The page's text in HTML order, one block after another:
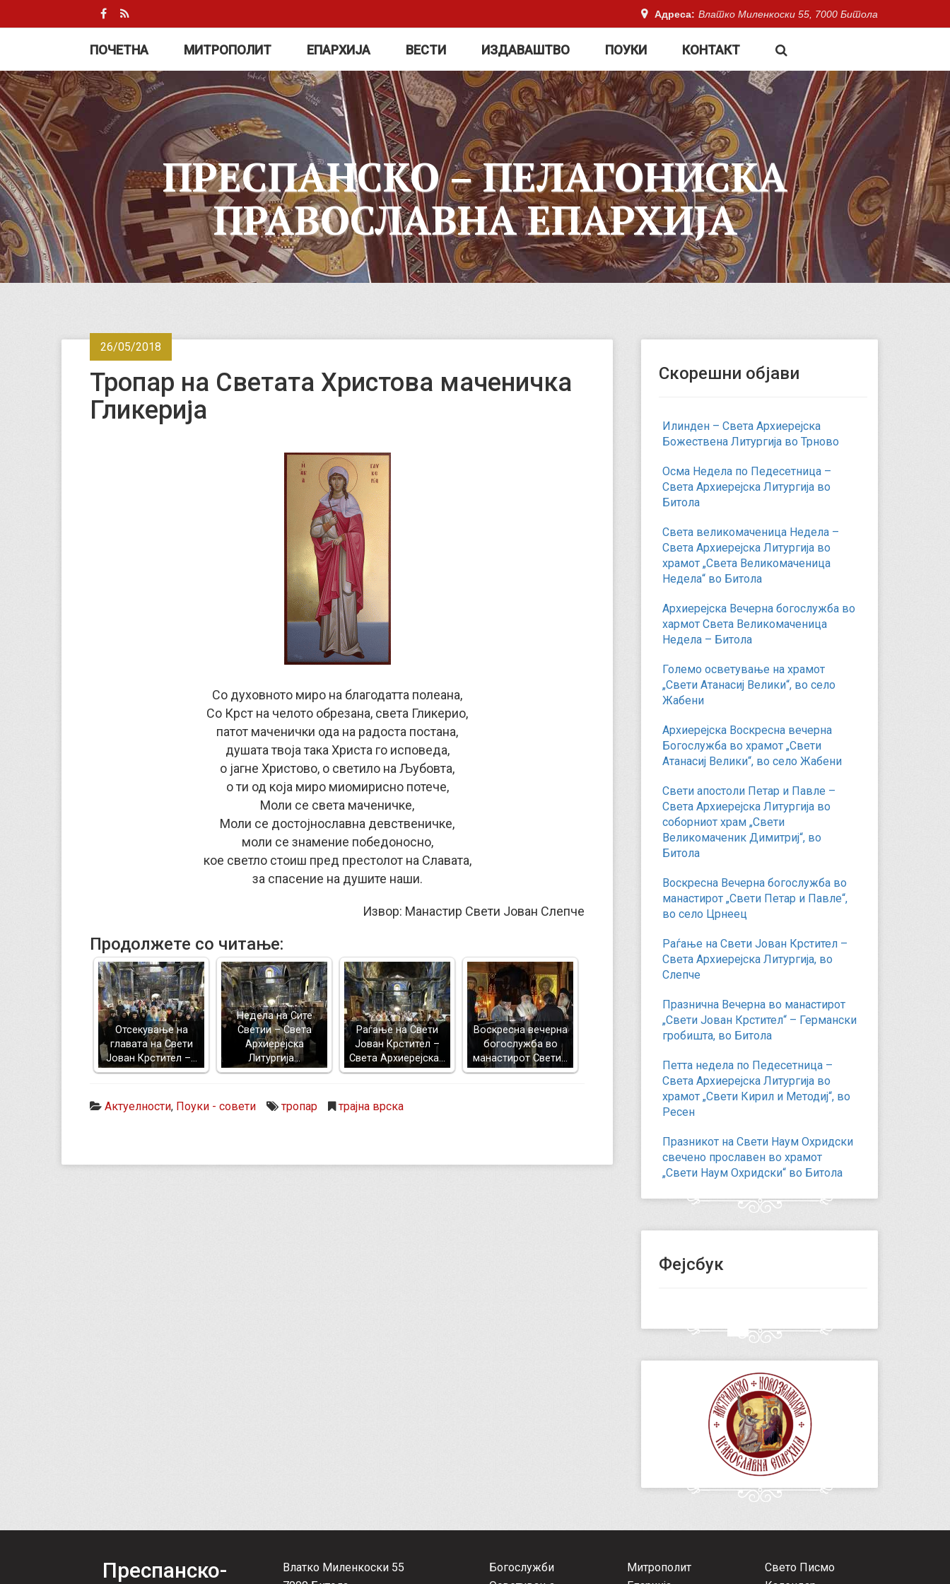
Адреса: Влатко Миленкоски 55, 7000 Битола
ПОЧЕТНА МИТРОПОЛИТ ЕПАРХИЈА ВЕСТИ ИЗДАВАШТВО ПОУКИ КОНТАКТ
ПРЕСПАНСКО – ПЕЛАГОНИСКА
ПРАВОСЛАВНА ЕПАРХИЈА
26/05/2018
Тропар на Светата Христова маченичка
Гликерија
Со духовното миро на благодатта полеана,
Со Крст на челото обрезана, света Гликерио,
патот маченички ода на радоста постана,
душата твоја така Христа го исповеда,
о јагне Христово, о светило на Љубовта,
о ти од која миро миомирисно потече,
Моли се света маченичке,
Моли се достојнославна девственичке,
моли се знамение победоносно,
кое светло стоиш пред престолот на Славата,
за спасение на душите наши.
Извор: Манастир Свети Јован Слепче
Продолжете со читање:
Отсекување на
главата на Свети
Јован Крстител –…
Недела на Сите
Светии – Света
Архиерејска
Литургија…
Раѓање на Свети
Јован Крстител –
Света Архиерејска…
Воскресна вечерна
богослужба во
манастирот Свети…
Актуелности, Поуки - совети тропар трајна врска
Скорешни објави
Илинден – Света Архиерејска
Божествена Литургија во Трново
Осма Недела по Педесетница –
Света Архиерејска Литургија во
Битола
Света великомаченица Недела –
Света Архиерејска Литургија во
храмот „Света Великомаченица
Недела“ во Битола
Архиерејска Вечерна богослужба во
хармот Света Великомаченица
Недела – Битола
Големо осветување на храмот
„Свети Атанасиј Велики“, во село
Жабени
Архиерејска Воскресна вечерна
Богослужба во храмот „Свети
Атанасиј Велики“, во село Жабени
Свети апостоли Петар и Павле –
Света Архиерејска Литургија во
соборниот храм „Свети
Великомаченик Димитриј“, во
Битола
Воскресна Вечерна богослужба во
манастирот „Свети Петар и Павле“,
во село Црнеец
Раѓање на Свети Јован Крстител –
Света Архиерејска Литургија, во
Слепче
Празнична Вечерна во манастирот
„Свети Јован Крстител“ – Германски
гробишта, во Битола
Петта недела по Педесетница –
Света Архиерејска Литургија во
храмот „Свети Кирил и Методиј“, во
Ресен
Празникот на Свети Наум Охридски
свечено прославен во храмот
„Свети Наум Охридски“ во Битола
Фејсбук
Преспанско-
Влатко Миленкоски 55
Богослужби
Митрополит
Свето Писмо